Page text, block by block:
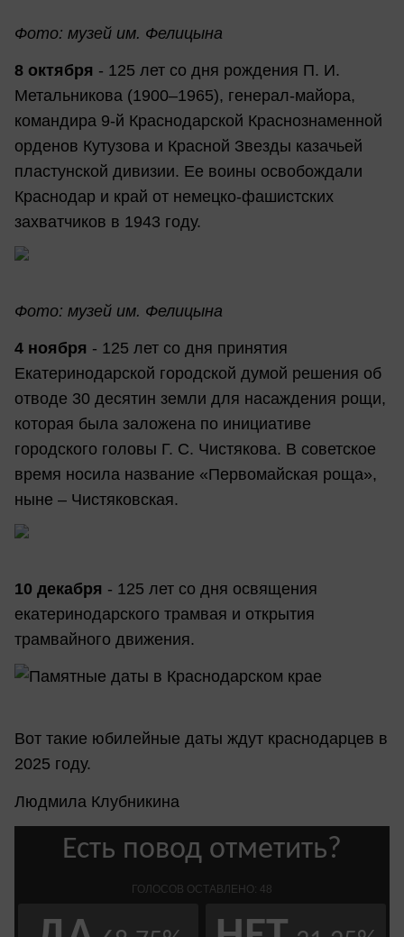
Фото: музей им. Фелицына
8 октября - 125 лет со дня рождения П. И.
Метальникова (1900–1965), генерал-майора,
командира 9-й Краснодарской Краснознаменной
орденов Кутузова и Красной Звезды казачьей
пластунской дивизии. Ее воины освобождали
Краснодар и край от немецко-фашистских
захватчиков в 1943 году.
Фото: музей им. Фелицына
4 ноября - 125 лет со дня принятия
Екатеринодарской городской думой решения об
отводе 30 десятин земли для насаждения рощи,
которая была заложена по инициативе
городского головы Г. С. Чистякова. В советское
время носила название «Первомайская роща»,
ныне – Чистяковская.
10 декабря - 125 лет со дня освящения
екатеринодарского трамвая и открытия
трамвайного движения.
Вот такие юбилейные даты ждут краснодарцев в
2025 году.
Людмила Клубникина